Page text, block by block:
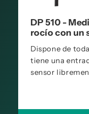
DP 510 -
rocío con un
Dispone de
tiene una
sensor